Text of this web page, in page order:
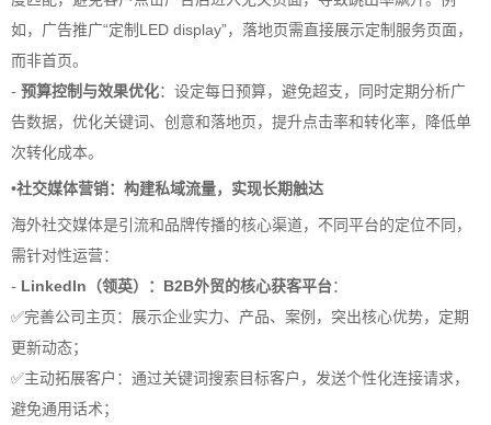
如，广告推广“定制LED display”，落地页需直接展示定制服务页面，
而非首页。
- 预算控制与效果优化：设定每日预算，避免超支，同时定期分析广
告数据，优化关键词、创意和落地页，提升点击率和转化率，降低单
次转化成本。
•社交媒体营销：构建私域流量，实现长期触达
海外社交媒体是引流和品牌传播的核心渠道，不同平台的定位不同，
需针对性运营：
- LinkedIn（领英）：B2B外贸的核心获客平台：
✅完善公司主页：展示企业实力、产品、案例，突出核心优势，定期
更新动态；
✅主动拓展客户：通过关键词搜索目标客户，发送个性化连接请求，
避免通用话术；